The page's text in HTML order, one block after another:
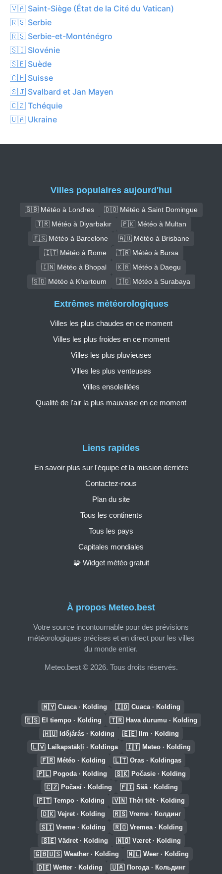
🇻🇦 Saint-Siège (État de la Cité du Vatican)
🇷🇸 Serbie
🇷🇸 Serbie-et-Monténégro
🇸🇮 Slovénie
🇸🇪 Suède
🇨🇭 Suisse
🇸🇯 Svalbard et Jan Mayen
🇨🇿 Tchéquie
🇺🇦 Ukraine
Villes populaires aujourd'hui
🇬🇧 Météo à Londres
🇩🇴 Météo à Saint Domingue
🇹🇷 Météo à Diyarbakır
🇵🇰 Météo à Multan
🇪🇸 Météo à Barcelone
🇦🇺 Météo à Brisbane
🇮🇹 Météo à Rome
🇹🇷 Météo à Bursa
🇮🇳 Météo à Bhopal
🇰🇷 Météo à Daegu
🇸🇩 Météo à Khartoum
🇮🇩 Météo à Surabaya
À propos Meteo.best
Votre source incontournable pour des prévisions
météorologiques précises et en direct pour les villes
du monde entier.
Meteo.best © 2026. Tous droits réservés.
Liens rapides
En savoir plus sur l'équipe et la mission derrière
Contactez-nous
Plan du site
Tous les continents
Tous les pays
Capitales mondiales
🧩 Widget météo gratuit
Extrêmes météorologiques
Villes les plus chaudes en ce moment
Villes les plus froides en ce moment
Villes les plus pluvieuses
Villes les plus venteuses
Villes ensoleillées
Qualité de l'air la plus mauvaise en ce moment
🇲🇾 Cuaca · Kolding 🇮🇩 Cuaca · Kolding
🇪🇸 El tiempo · Kolding 🇹🇷 Hava durumu · Kolding
🇭🇺 Időjárás · Kolding 🇪🇪 Ilm · Kolding
🇱🇻 Laikapstākļi · Koldinga 🇮🇹 Meteo · Kolding
🇫🇷 Météo · Kolding 🇱🇹 Oras · Koldingas
🇵🇱 Pogoda · Kolding 🇸🇰 Počasie · Kolding
🇨🇿 Počasí · Kolding 🇫🇮 Sää · Kolding
🇵🇹 Tempo · Kolding 🇻🇳 Thời tiết · Kolding
🇩🇰 Vejret · Kolding 🇷🇸 Vreme · Колдинг
🇸🇮 Vreme · Kolding 🇷🇴 Vremea · Kolding
🇸🇪 Vädret · Kolding 🇳🇴 Været · Kolding
🇬🇧🇺🇸 Weather · Kolding 🇳🇱 Weer · Kolding
🇩🇪 Wetter · Kolding 🇺🇦 Погода · Кольдинг